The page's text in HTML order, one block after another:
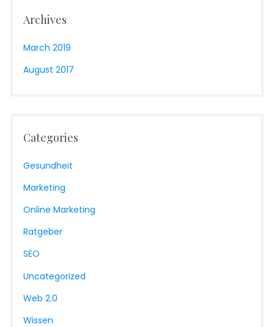
Archives
March 2019
August 2017
Categories
Gesundheit
Marketing
Online Marketing
Ratgeber
SEO
Uncategorized
Web 2.0
Wissen